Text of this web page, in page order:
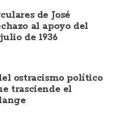
de José
al apoyo del
de 1936
ostracismo político
trasciende el